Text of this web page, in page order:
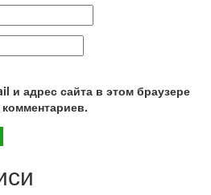
и адрес сайта в этом браузере